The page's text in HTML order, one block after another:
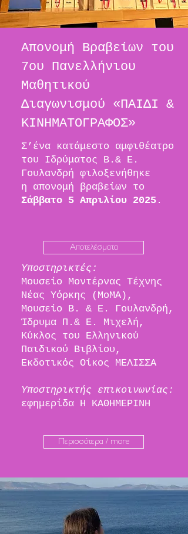
Απονομή Βραβείων του
7ου Πανελλήνιου
Μαθητικού
Διαγωνισμού «ΠΑΙΔΙ &
ΚΙΝΗΜΑΤΟΓΡΑΦΟΣ»
Σ’ένα κατάμεστο αμφιθέατρο
του Ιδρύματος Β.& Ε.
Γουλανδρή φιλοξενήθηκε
η απονομή βραβείων το
Σάββατο 5 Απριλίου 2025 .
Υποστηρικτές:
Μουσείο Μοντέρνας Τέχνης
Νέας Υόρκης (ΜοΜΑ),
Μουσείο Β. & Ε. Γουλανδρή,
Ίδρυμα Π.& Ε. Μιχελή,
Κύκλος του Ελληνικού
Παιδικού Βιβλίου,
Εκδοτικός Οίκος ΜΕΛΙΣΣΑ
Υποστηρικτής επικοινωνίας:
εφημερίδα Η ΚΑΘΗΜΕΡΙΝΗ
Αποτελέσματα
Περισσότερα / more